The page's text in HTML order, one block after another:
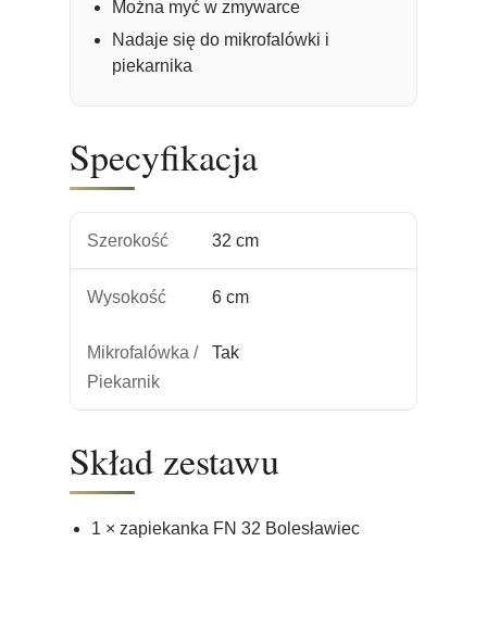
Można myć w zmywarce
Nadaje się do mikrofalówki i
piekarnika
Specyfikacja
Szerokość 32 cm
Wysokość 6 cm
Mikrofalówka /
Piekarnik
Tak
Skład zestawu
1 × zapiekanka FN 32 Bolesławiec